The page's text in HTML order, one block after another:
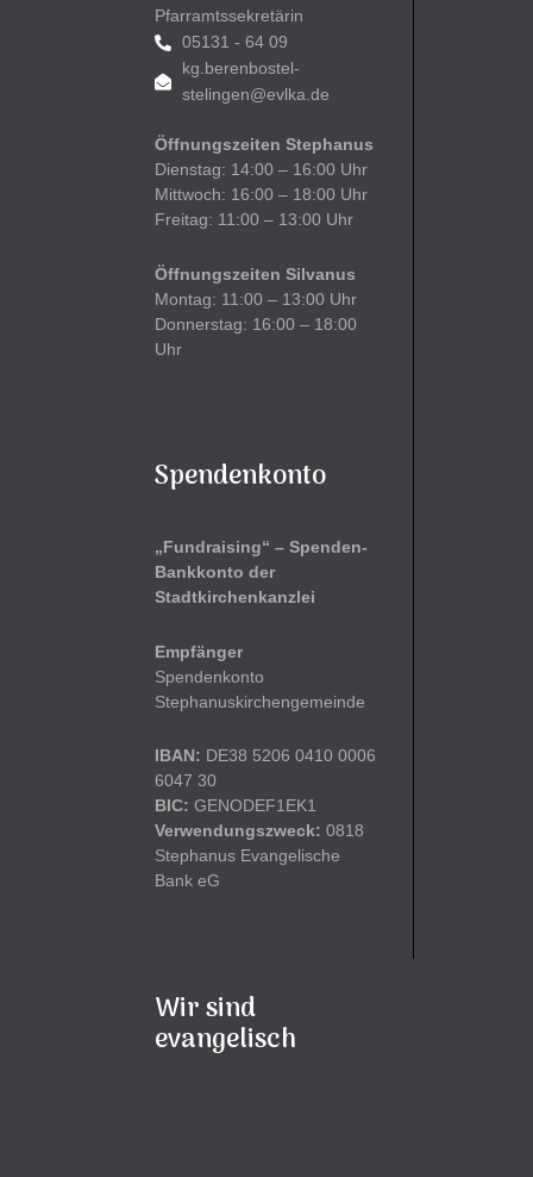
Pfarramtssekretärin
05131 - 64 09
kg.berenbostel-
stelingen@evlka.de
Öffnungszeiten Stephanus
Dienstag: 14:00 – 16:00 Uhr
Mittwoch: 16:00 – 18:00 Uhr
Freitag: 11:00 – 13:00 Uhr
Öffnungszeiten Silvanus
Montag: 11:00 – 13:00 Uhr
Donnerstag: 16:00 – 18:00
Uhr
Spendenkonto
„Fundraising“ – Spenden-
Bankkonto der
Stadtkirchenkanzlei
Empfänger
Spendenkonto
Stephanuskirchengemeinde
IBAN: DE38 5206 0410 0006
6047 30
BIC: GENODEF1EK1
Verwendungszweck: 0818
Stephanus Evangelische
Bank eG
Wir sind
evangelisch